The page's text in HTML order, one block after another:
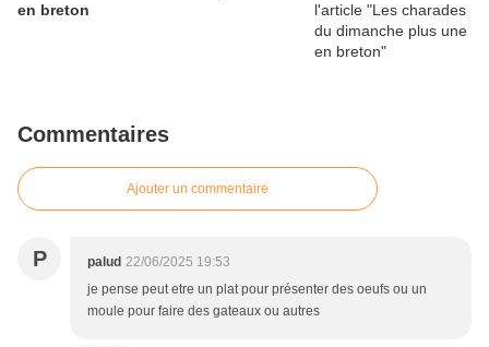
en breton
Commentaires
Ajouter un commentaire
P palud 22/06/2025 19:53
je pense peut etre un plat pour présenter des oeufs ou un
moule pour faire des gateaux ou autres